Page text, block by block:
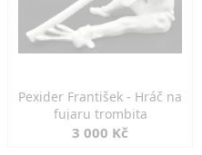
Pexider František - Hráč na
fujaru trombita
3 000 Kč